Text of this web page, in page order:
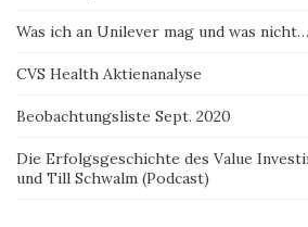
Was ich an Unilever mag und was nicht…
CVS Health Aktienanalyse
Beobachtungsliste Sept. 2020
Die Erfolgsgeschichte des Value
und Till Schwalm (Podcast)